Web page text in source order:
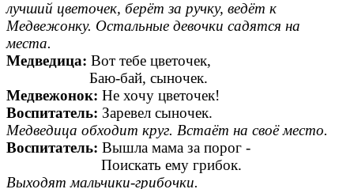
лучший цветочек, берёт за ручку, ведёт к
Медвежонку. Остальные девочки садятся на
места.
Медведица: Вот тебе цветочек,
Баю-бай, сыночек.
Медвежонок: Не хочу цветочек!
Воспитатель: Заревел сыночек.
Медведица обходит круг. Встаёт на своё место.
Воспитатель: Вышла мама за порог -
Поискать ему грибок.
Выходят мальчики-грибочки.